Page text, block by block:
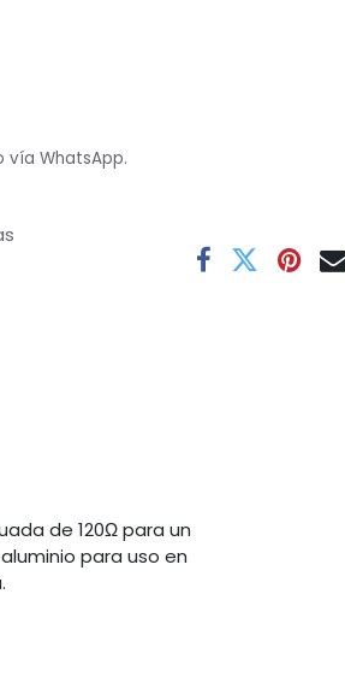
vía WhatsApp.
de 120Ω para un
para uso en